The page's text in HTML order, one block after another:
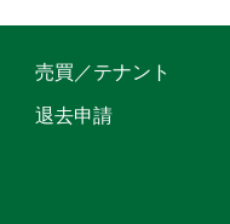
売買／テナント
退去申請